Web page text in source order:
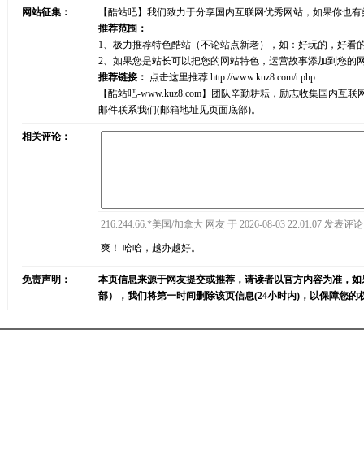
网站征集：
【酷站吧】我们致力于分享国内互联网优秀网站，如果你也
推荐范围：
1、极力推荐特色酷站（不论站点新老），如：好玩的，好
2、如果您是站长可以把您的网站特色，运营故事添加到您
推荐链接： 点击这里推荐 http://www.kuz8.com/t.php
【酷站吧-www.kuz8.com】团队辛勤耕耘，励志收集国内互
邮件联系我们(邮箱地址见页面底部)。
相关评论：
216.244.66.*美国/加拿大 网友 于 2026-08-03 22:01:07 发表评
爽！ 哈哈，越办越好。
免责声明：
本页信息来源于网友提交或推荐，请读者以官方内容为准，
部），我们将第一时间删除该页信息(24小时内)，以保障您的